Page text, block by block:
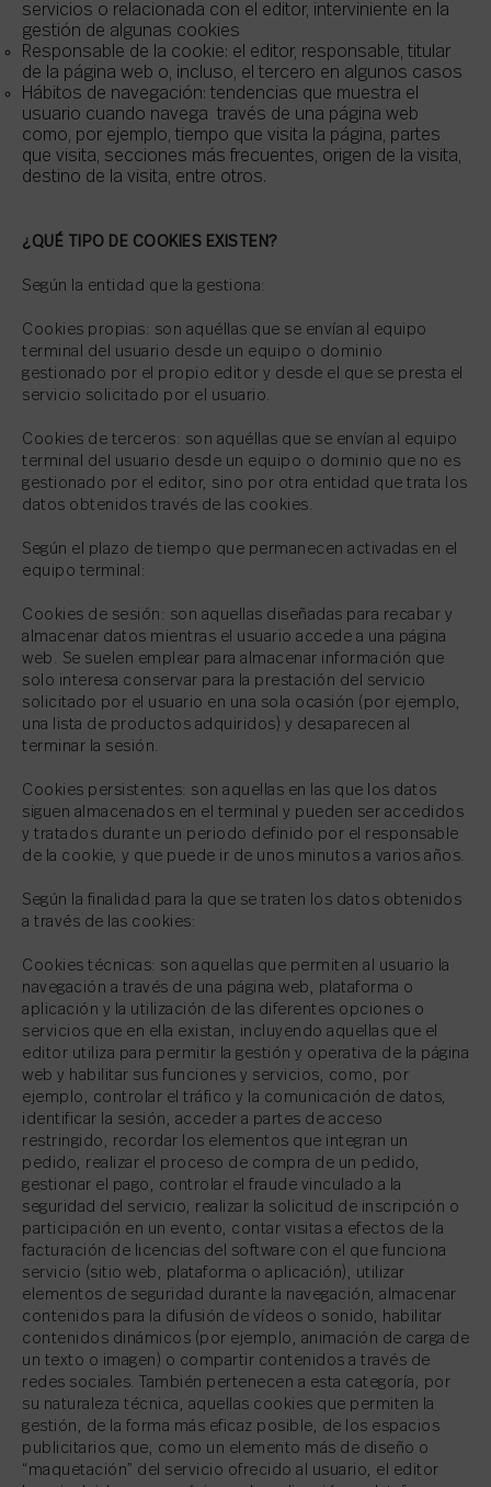
servicios o relacionada con el editor, interviniente en la
gestión de algunas cookies
Responsable de la cookie: el editor, responsable, titular
de la página web o, incluso, el tercero en algunos casos
Hábitos de navegación: tendencias que muestra el
usuario cuando navega través de una página web
como, por ejemplo, tiempo que visita la página, partes
que visita, secciones más frecuentes, origen de la visita,
destino de la visita, entre otros.
¿QUÉ TIPO DE COOKIES EXISTEN?
Según la entidad que la gestiona:
Cookies propias: son aquéllas que se envían al equipo
terminal del usuario desde un equipo o dominio
gestionado por el propio editor y desde el que se presta el
servicio solicitado por el usuario.
Cookies de terceros: son aquéllas que se envían al equipo
terminal del usuario desde un equipo o dominio que no es
gestionado por el editor, sino por otra entidad que trata los
datos obtenidos través de las cookies.
Según el plazo de tiempo que permanecen activadas en el
equipo terminal:
Cookies de sesión: son aquellas diseñadas para recabar y
almacenar datos mientras el usuario accede a una página
web. Se suelen emplear para almacenar información que
solo interesa conservar para la prestación del servicio
solicitado por el usuario en una sola ocasión (por ejemplo,
una lista de productos adquiridos) y desaparecen al
terminar la sesión.
Cookies persistentes: son aquellas en las que los datos
siguen almacenados en el terminal y pueden ser accedidos
y tratados durante un periodo definido por el responsable
de la cookie, y que puede ir de unos minutos a varios años.
Según la finalidad para la que se traten los datos obtenidos
a través de las cookies:
Cookies técnicas: son aquellas que permiten al usuario la
navegación a través de una página web, plataforma o
aplicación y la utilización de las diferentes opciones o
servicios que en ella existan, incluyendo aquellas que el
editor utiliza para permitir la gestión y operativa de la página
web y habilitar sus funciones y servicios, como, por
ejemplo, controlar el tráfico y la comunicación de datos,
identificar la sesión, acceder a partes de acceso
restringido, recordar los elementos que integran un
pedido, realizar el proceso de compra de un pedido,
gestionar el pago, controlar el fraude vinculado a la
seguridad del servicio, realizar la solicitud de inscripción o
participación en un evento, contar visitas a efectos de la
facturación de licencias del software con el que funciona
servicio (sitio web, plataforma o aplicación), utilizar
elementos de seguridad durante la navegación, almacenar
contenidos para la difusión de vídeos o sonido, habilitar
contenidos dinámicos (por ejemplo, animación de carga de
un texto o imagen) o compartir contenidos a través de
redes sociales. También pertenecen a esta categoría, por
su naturaleza técnica, aquellas cookies que permiten la
gestión, de la forma más eficaz posible, de los espacios
publicitarios que, como un elemento más de diseño o
“maquetación” del servicio ofrecido al usuario, el editor